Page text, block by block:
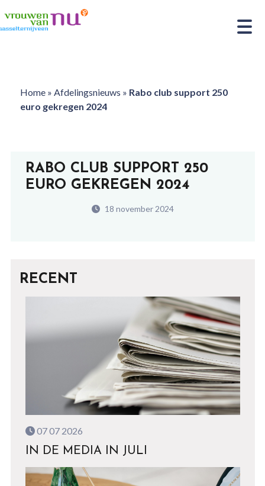
Home» Afdelingsnieuws » Rabo club support 250
euro gekregen 2024
RABO CLUB SUPPORT 250
EURO GEKREGEN 2024
18 november 2024
RECENT
07 07 2026
IN DE MEDIA IN JULI